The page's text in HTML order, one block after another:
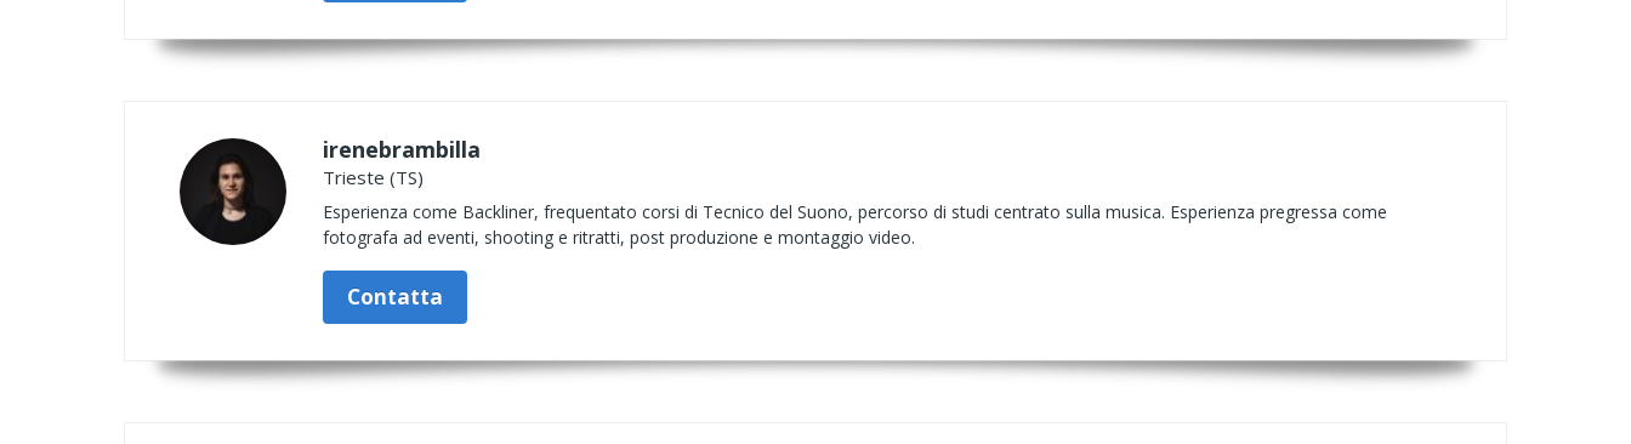
irenebrambilla
Trieste (TS)
Esperienza come Backliner, frequentato corsi di Tecnico del Suono, percorso di studi centrato sulla musica. Esperienza pregressa come
fotografa ad eventi, shooting e ritratti, post produzione e montaggio video.
Contatta